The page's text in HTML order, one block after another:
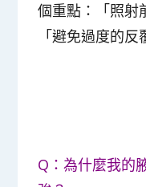
個重點：
「照
「避免過度的反
Q：為什麼我的